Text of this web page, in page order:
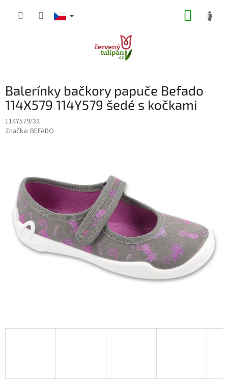
Balerínky bačkory papuče Befado
114X579 114Y579 šedé s kočkami
114Y579/32
Značka: BEFADO